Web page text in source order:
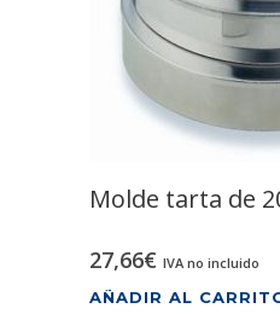
Molde tarta de
27,66€ IVA no incluido
AÑADIR AL